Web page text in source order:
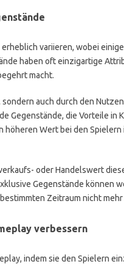
variieren, wobei
haben oft einzigartige
macht.
auch durch den
Gegenstände, die Vorteile in
Wert bei den Spielern
oder Handelswert
Gegenstände können
Zeitraum nicht
verbessern
indem sie den Spielern